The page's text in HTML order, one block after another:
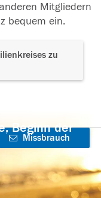
Mitgliedern
bequem ein.
zu
Beginn der
Missbrauch